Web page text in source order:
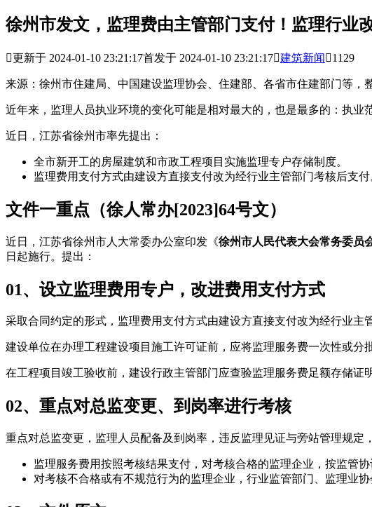
徐州市发文，监理费由主管部门支付！监理行业
更新于 2024-01-10 23:21:17首发于 2024-01-10 23:21:17建筑新闻 1129
来源：徐州市住建局、中国建设监理协会、住建部、各省市住建部门等，
近年来，监理人员执业环境的变化可能是相对最大的，也是最多的：执
近日，江苏省徐州市率先提出：
全市新开工的房屋建筑和市政工程项目实施监理专户存储制度。
监理费用支付方式由建设方直接支付改为经行业主管部门考核后支付
文件一重点（徐人常办[2023]64号文）
近日，江苏省徐州市人大常委办公室印发《徐州市人民代表大会常务委员
日起施行。提出：
01、设立监理费用专户，改进费用支付方式
采取合同约定的形式，监理费用支付方式由建设方直接支付改为经行业主
建设单位在办理工程建设项目施工许可证前，应将监理服务费一次性或分
在工程项目竣工验收前，建设行政主管部门应查验监理服务费足额存储证明
02、重点对总监变更、到岗率进行考核
重点对总监变更，监理人员配备及到岗率，违反监理见证与旁站管理规定
监理服务费用按照考核结果支付，对考核合格的监理企业，按监管
对考核不合格或有不规范行为的监理企业，行业监管部门、监理业